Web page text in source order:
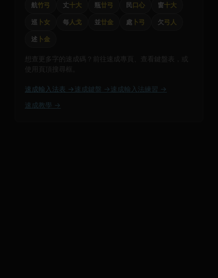
航竹弓 丈十大 瓶廿弓 民口心 窗十大
巡 卜女 每人戈 並廿金 處 卜弓 欠弓人
述 卜金
想查更多字的速成碼？前往速成專頁、查看鍵盤表，或
使用頁頂搜尋框。
速成輸入法表 → 速成鍵盤 → 速成輸入法練習 →
速成教學 →